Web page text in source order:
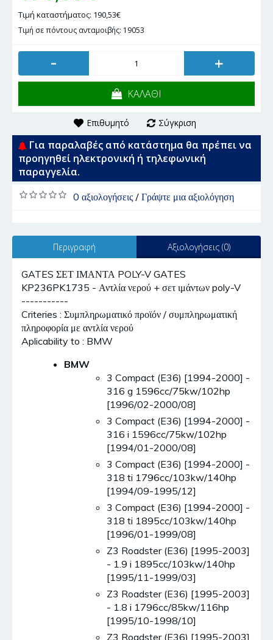
Τιμή καταστήματος: 190,53€
Τιμή σε πόντους ανταμοιβής: 19053
- +
ΚΑΛΑΘΙ
Επιθυμητό Σύγκριση
Για παραλαβές από κατάστημα θα πρέπει να
προηγηθεί ηλεκτρονική ή τηλεφωνική
παραγγελία.
0 αξιολογήσεις/ Γράψτε μια αξιολόγηση
Περιγραφή Αξιολογήσεις (0)
GATES ΣΕΤ ΙΜΑΝΤΑ POLY-V GATES
KP236PK1735 - Αντλία νερού + σετ ιμάντων poly-V
-----------
Criteries : Συμπληρωματικό προϊόν / συμπληρωματική
πληροφορία με αντλία νερού
Aplicability to : BMW
BMW
3 Compact (E36) [1994-2000] -
316 g 1596cc/75kw/102hp
[1996/02-2000/08]
3 Compact (E36) [1994-2000] -
316 i 1596cc/75kw/102hp
[1994/01-2000/08]
3 Compact (E36) [1994-2000] -
318 ti 1796cc/103kw/140hp
[1994/09-1995/12]
3 Compact (E36) [1994-2000] -
318 ti 1895cc/103kw/140hp
[1996/01-1999/08]
Z3 Roadster (E36) [1995-2003]
- 1.9 i 1895cc/103kw/140hp
[1995/11-1999/03]
Z3 Roadster (E36) [1995-2003]
- 1.8 i 1796cc/85kw/116hp
[1995/10-1998/10]
Z3 Roadster (E36) [1995-2003]